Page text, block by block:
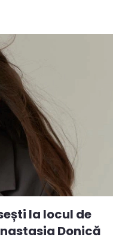
la locul de
Donică